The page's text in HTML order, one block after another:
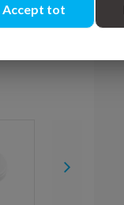
Accept tot